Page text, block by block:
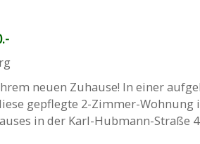
neuen Zuhause! In einer
gepflegte 2-Zimmer-Wohnung
in der Karl-Hubmann-Straße